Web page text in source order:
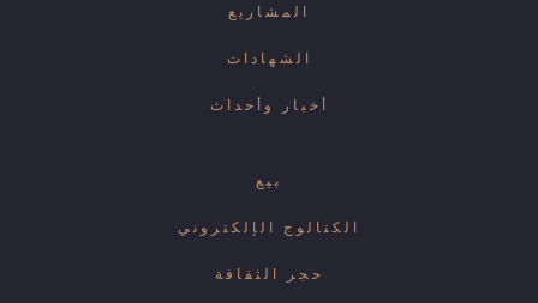
المشاريع
الشهادات
أخبار وأحداث
بيع
الكتالوج الإلكتروني
حجر الثقافة